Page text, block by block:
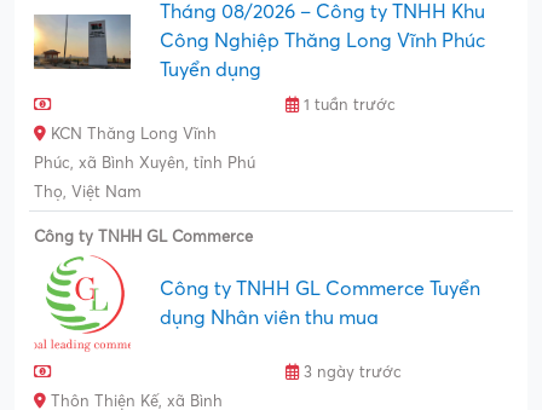
Tháng 08/2026 – Công ty TNHH Khu
Công Nghiệp Thăng Long Vĩnh Phúc
Tuyển dụng
1 tuần trước
KCN Thăng Long Vĩnh
Phúc, xã Bình Xuyên, tỉnh Phú
Thọ, Việt Nam
Công ty TNHH GL Commerce
Công ty TNHH GL Commerce Tuyển
dụng Nhân viên thu mua
3 ngày trước
Thôn Thiện Kế, xã Bình